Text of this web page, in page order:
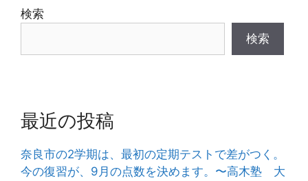
検索
検索
最近の投稿
奈良市の2学期は、最初の定期テストで差がつく。
今の復習が、9月の点数を決めます。〜高木塾 大